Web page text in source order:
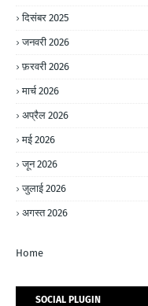
दिसंबर 2025
जनवरी 2026
फ़रवरी 2026
मार्च 2026
अप्रैल 2026
मई 2026
जून 2026
जुलाई 2026
अगस्त 2026
Home
SOCIAL PLUGIN